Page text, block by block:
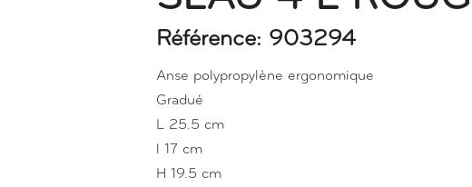
Référence: 903294
Anse polypropylène ergonomique
Gradué
L 25.5 cm
l 17 cm
H 19.5 cm